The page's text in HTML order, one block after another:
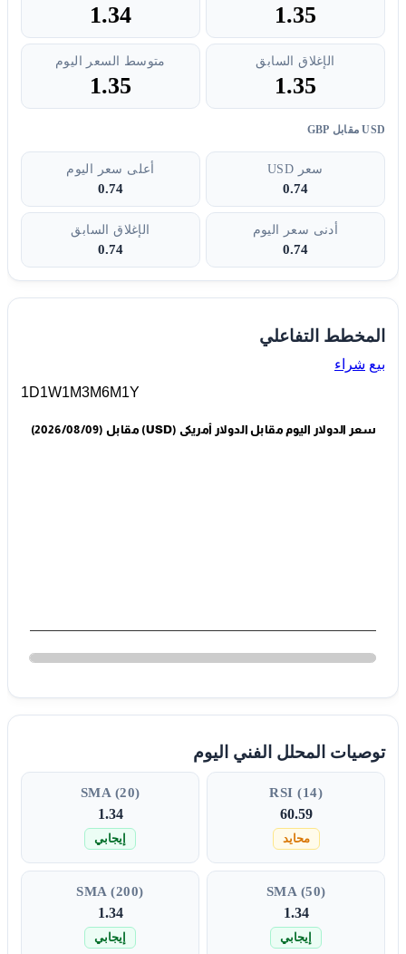
1.35
1.34
الإغلاق السابق
1.35
متوسط السعر اليوم
1.35
USD مقابل GBP
سعر USD
0.74
أعلى سعر اليوم
0.74
أدنى سعر اليوم
0.74
الإغلاق السابق
0.74
المخطط التفاعلي
بيع شراء
1D 1W 1M 3M 6M 1Y
(2026/08/09) مقابل (USD) سعر الدولار اليوم مقابل الدولار أمريكي
توصيات المحلل الفني اليوم
RSI (14)
60.59
محايد
SMA (20)
1.34
إيجابي
SMA (50)
1.34
إيجابي
SMA (200)
1.34
إيجابي